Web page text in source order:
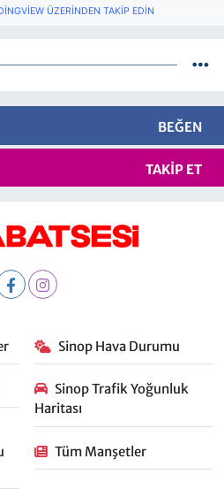
ÜZERINDEN TAKIP EDIN
BEĞEN
TAKIP ET
Sinop Hava Durumu
Sinop Trafik Yoğunluk
Haritası
Tüm Manşetler